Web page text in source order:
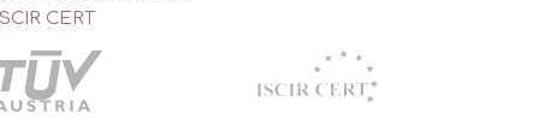
CERT